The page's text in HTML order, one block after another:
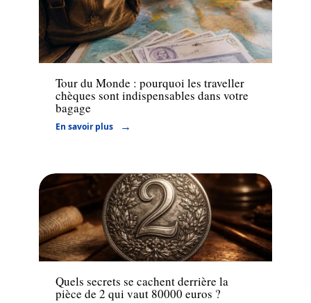
Assurance
Tour du Monde : pourquoi les traveller
chèques sont indispensables dans votre
bagage
En savoir plus
Bourse
Quels secrets se cachent derrière la
pièce de 2 qui vaut 80000 euros ?